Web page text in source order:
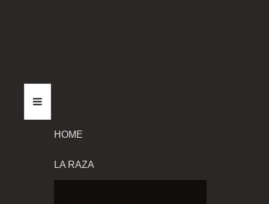
HOME
LA RAZA